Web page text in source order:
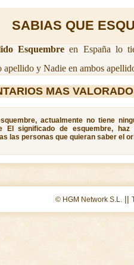
SABIAS QUE
Esquembreen España lo
apellido y Nadie en ambos
MAS
actualmente no tiene
El significado de esquembre,
las personas que quieran saber el
© HGM Network S.L. ||